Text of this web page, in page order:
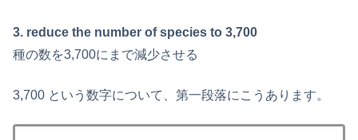
3. reduce the number of species to 3,700
種の数を3,700にまで減少させる
3,700 という数字について、第一段落にこうあります。